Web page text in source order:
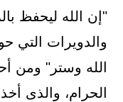
"إن الله ليحفظ
والدويرات التي
الله وستر" ومن
الحرام، والذى